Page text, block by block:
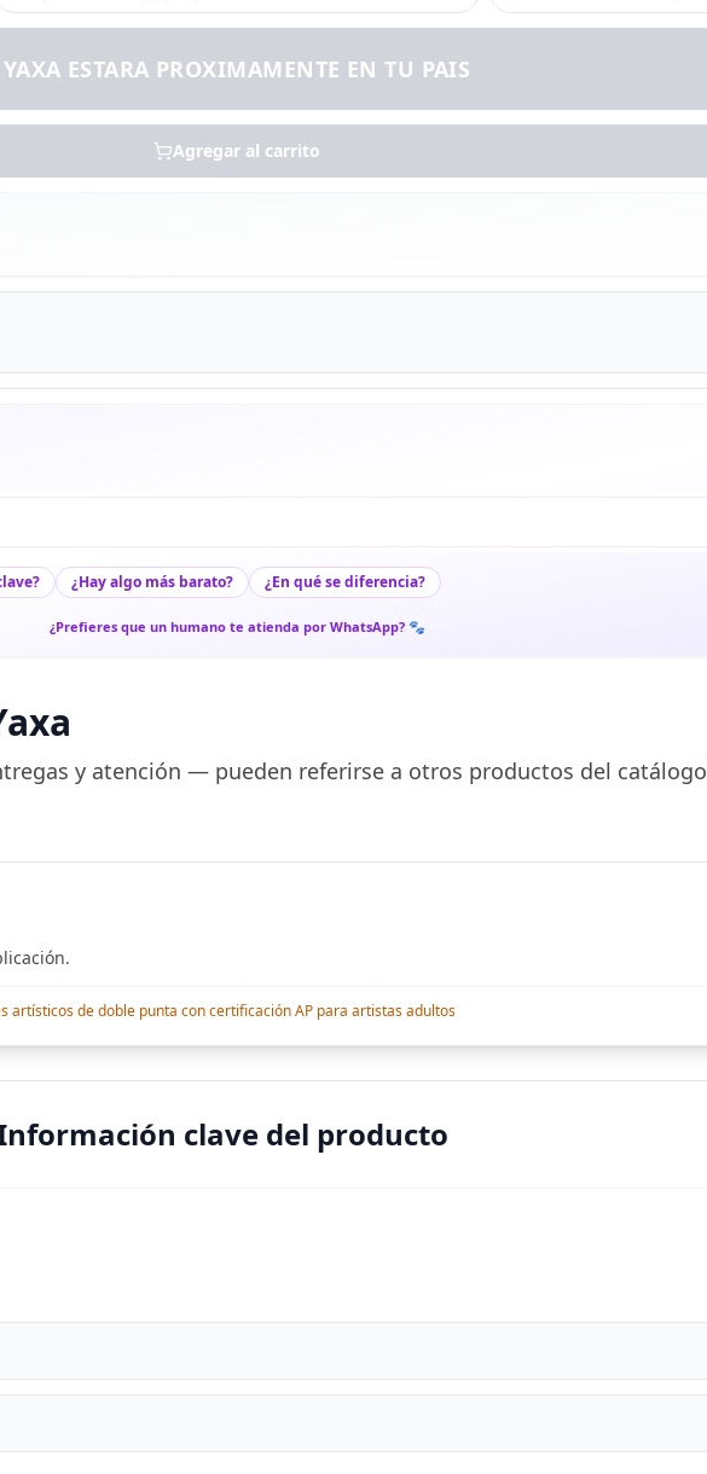
YAXA ESTARA PROXIMAMENTE EN TU PAIS
Agregar al carrito
¿Hay algo más barato? ¿En qué se diferencia?
¿Prefieres que un humano te atienda por WhatsApp? 🐾
y atención — pueden referirse a otros productos del catálogo
artísticos de doble punta con certificación AP para artistas adultos
clave del producto